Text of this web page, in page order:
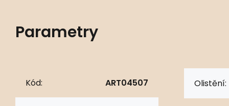
Parametry
Kód: ART04507 Olistění: